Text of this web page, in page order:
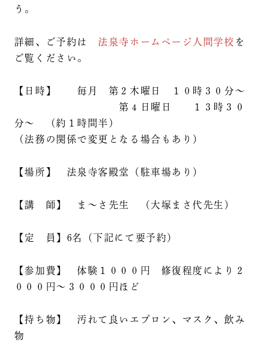
う。
詳細、ご予約は法泉寺ホームページ 人間学校 を
ご覧ください。
【日時】 毎月 第２木曜日 １０時３０分～
第４日曜日 １３時３０
分～ （約１時間半）
（法務の関係で変更となる場合もあり）
【場所】 法泉寺客殿堂（駐車場あり）
【講 師】 ま～さ先生 （大塚まさ代先生）
【定 員】6名（下記にて要予約）
【参加費】 体験１０００円 修復程度により２
０００円～３０００円ほど
【持ち物】 汚れて良いエプロン、マスク、飲み
物